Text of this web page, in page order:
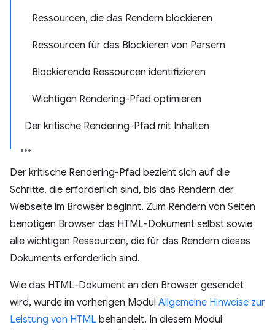
Ressourcen, die das Rendern blockieren
Ressourcen für das Blockieren von Parsern
Blockierende Ressourcen identifizieren
Wichtigen Rendering-Pfad optimieren
Der kritische Rendering-Pfad mit Inhalten
Der kritische Rendering-Pfad bezieht sich auf die
Schritte, die erforderlich sind, bis das Rendern der
Webseite im Browser beginnt. Zum Rendern von Seiten
benötigen Browser das HTML-Dokument selbst sowie
alle wichtigen Ressourcen, die für das Rendern dieses
Dokuments erforderlich sind.
Wie das HTML-Dokument an den Browser gesendet
wird, wurde im vorherigen Modul Allgemeine Hinweise zur
Leistung von HTML behandelt. In diesem Modul